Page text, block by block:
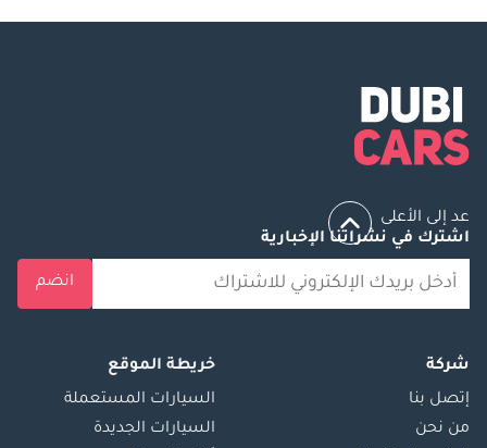
عد إلى الأعلى
اشترك في نشراتنا الإخبارية
انضم
شركة
إتصل بنا
من نحن
خريطة الموقع
السيارات المستعملة
السيارات الجديدة